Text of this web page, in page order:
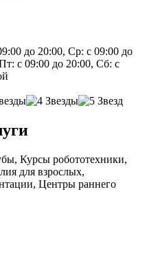
до 20:00, Ср: с 09:00 до
с 09:00 до 20:00, Сб: с
Курсы робототехники,
для взрослых,
Центры раннего